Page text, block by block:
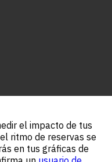
el impacto de tus
ritmo de reservas se
en tus gráficas de